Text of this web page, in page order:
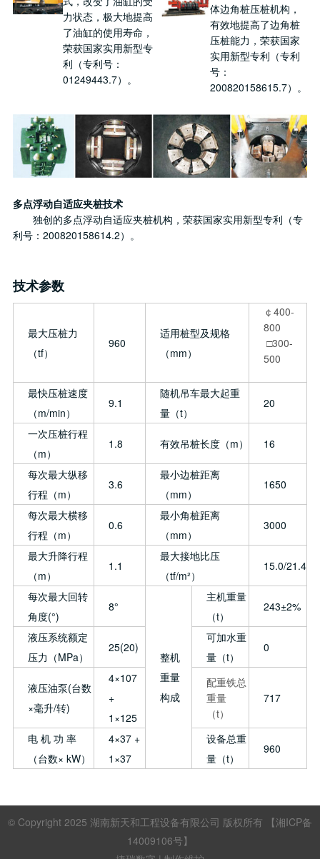
力状态，极大地提高
了油缸的使用寿命，
荣获国家实用新型专
利（专利号：
01249443.7）。
体边角桩压桩机构，
有效地提高了边角桩
压桩能力，荣获国家
实用新型专利（专利
号：
200820158615.7）。
多点浮动自适应夹桩技术
独创的多点浮动自适应夹桩机构，荣获国家实用新型专利（专
利号：200820158614.2）。
技术参数
最大压桩力
（tf）
960
适用桩型及规格
（mm）
￠400-
800
□300-
500
最快压桩速度
（m/min）
9.1
随机吊车最大起重
量（t）
20
一次压桩行程
（m）
1.8 有效吊桩长度（m） 16
每次最大纵移
行程（m）
3.6
最小边桩距离
（mm）
1650
每次最大横移
行程（m）
0.6
最小角桩距离
（mm）
3000
最大升降行程
（m）
1.1
最大接地比压
（tf/m²）
15.0/21.4
每次最大回转
角度(°)
8°
整机
重量
构成
主机重量
（t）
243±2%
液压系统额定
压力（MPa）
25(20)
可加水重
量（t）
0
液压油泵(台数
×毫升/转)
4×107
+
1×125
配重铁总
重量
（t）
717
电 机 功 率
（台数× kW）
4×37 +
1×37
设备总重
量（t）
960
© Copyright 2025 湖南新天和工程设备有限公司 版权所有
【湘ICP备
14009106号】